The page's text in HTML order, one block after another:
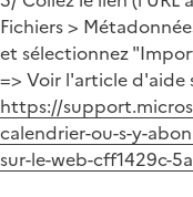
Fichiers >
et sélectionnez
=> Voir l'article d'aide
https://
calendrier-ou-s-y-
sur-le-web-cff1429c-